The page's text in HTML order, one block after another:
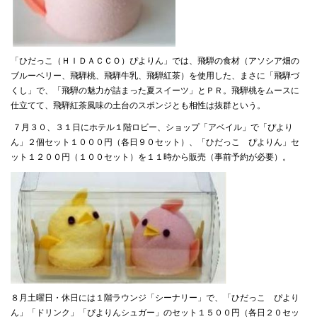
「ひだっこ（ＨＩＤＡＣＣＯ）ぴよりん」では、飛騨の食材（アソシア畑の
ブルーベリー、飛騨桃、飛騨牛乳、飛騨紅茶）を使用した、まさに「飛騨づ
くし」で、「飛騨の魅力が詰まった夏スイーツ」とＰＲ。飛騨桃をムースに
仕立てて、飛騨紅茶風味の土台のスポンジとも相性は抜群という。
７月３０、３１日にホテル１階ロビー、ショップ「アベイル」で「ぴより
ん」２個セット１０００円（各日９０セット）、「ひだっこ ぴよりん」セ
ット１２００円（１００セット）を１１時から販売（事前予約が必要）。
８月土曜日・休日には１階ラウンジ「シーナリー」で、「ひだっこ ぴより
ん」「ドリンク」「ぴよりんシュガー」のセット１５００円（各日２０セッ